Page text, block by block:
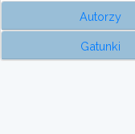
Autorzy
Gatunki